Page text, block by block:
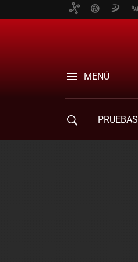
MENÚ
PRUEBAS